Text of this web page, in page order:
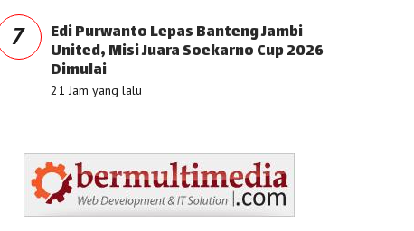
7 Edi Purwanto Lepas Banteng Jambi
United, Misi Juara Soekarno Cup 2026
Dimulai
21 Jam yang lalu